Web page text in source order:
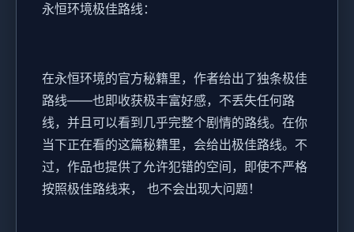
永恒环境极佳路线：
在永恒环境的官方秘籍里，作者给出了独条极佳
路线——也即收获极丰富好感，不丢失任何路
线，并且可以看到几乎完整个剧情的路线。在你
当下正在看的这篇秘籍里，会给出极佳路线。不
过，作品也提供了允许犯错的空间，即使不严格
按照极佳路线来， 也不会出现大问题！